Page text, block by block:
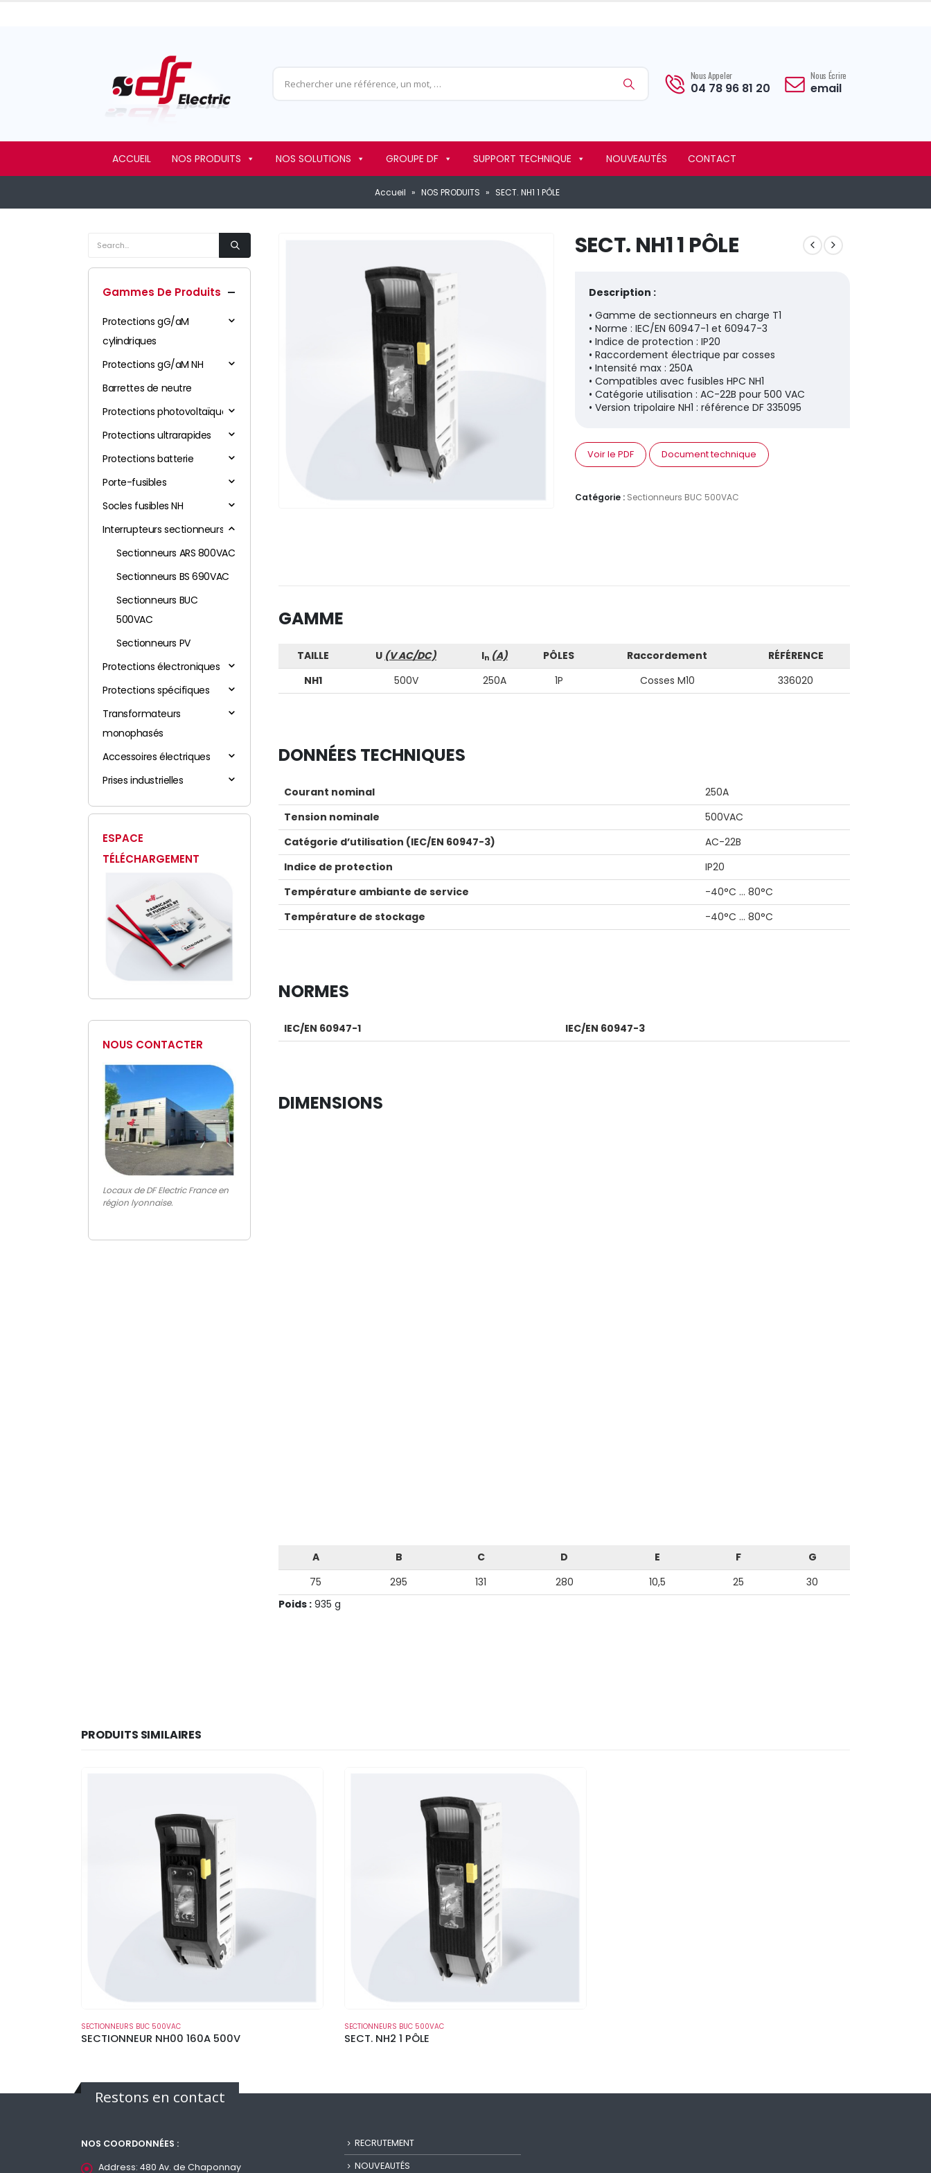
Nous Appeler
04 78 96 81 20
Nous Écrire
email
ACCUEIL NOS PRODUITS NOS SOLUTIONS GROUPE DF SUPPORT TECHNIQUE NOUVEAUTÉS CONTACT
Accueil » NOS PRODUITS » SECT. NH1 1 PÔLE
SECT. NH1 1 PÔLE
Description :
• Gamme de sectionneurs en charge T1
• Norme : IEC/EN 60947-1 et 60947-3
• Indice de protection : IP20
• Raccordement électrique par cosses
• Intensité max : 250A
• Compatibles avec fusibles HPC NH1
• Catégorie utilisation : AC-22B pour 500 VAC
• Version tripolaire NH1 : référence DF 335095
Voir le PDF Document technique
Catégorie : Sectionneurs BUC 500VAC
GAMME
TAILLE U (V AC/DC) In (A) PÔLES Raccordement
RÉFÉRENCE
NH1
500V 250A 1P Cosses M10 336020
DONNÉES TECHNIQUES
Courant nominal
250A
Tension nominale
500VAC
Catégorie d’utilisation (IEC/EN 60947-3)
AC-22B
Indice de protection
IP20
Température ambiante de service
-40°C … 80°C
Température de stockage
-40°C … 80°C
NORMES
IEC/EN 60947-1 IEC/EN 60947-3
DIMENSIONS
A B C D E F
G
75
295 131 280 10,5 25
30
Poids : 935 g
Gammes De Produits
Protections gG/aM
cylindriques
Protections gG/aM NH
Barrettes de neutre
Protections photovoltaïques
Protections ultrarapides
Protections batterie
Porte-fusibles
Socles fusibles NH
Interrupteurs sectionneurs
Sectionneurs ARS 800VAC
Sectionneurs BS 690VAC
Sectionneurs BUC
500VAC
Sectionneurs PV
Protections électroniques
Protections spécifiques
Transformateurs
monophasés
Accessoires électriques
Prises industrielles
ESPACE
TÉLÉCHARGEMENT
NOUS CONTACTER
Locaux de DF Electric France en
région lyonnaise.
PRODUITS SIMILAIRES
SECTIONNEURS BUC 500VAC
SECTIONNEUR NH00 160A 500V
SECTIONNEURS BUC 500VAC
SECT. NH2 1 PÔLE
Restons en contact
NOS COORDONNÉES :
Address: 480 Av. de Chaponnay
RECRUTEMENT
NOUVEAUTÉS